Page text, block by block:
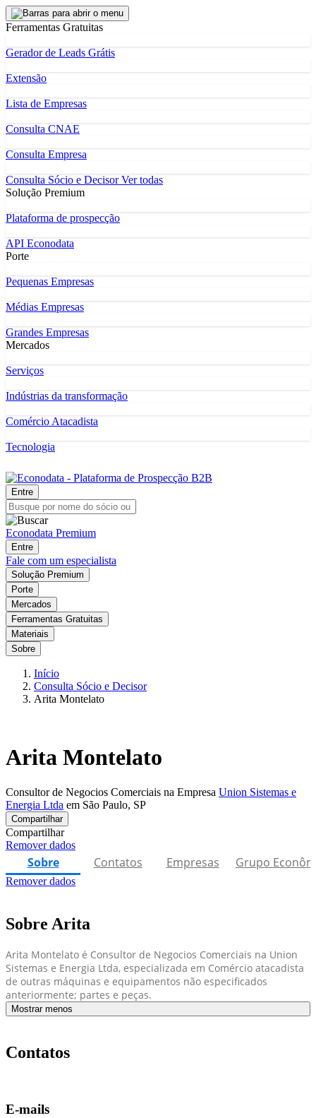
Ferramentas Gratuitas
Gerador de Leads Grátis
Extensão
Lista de Empresas
Consulta CNAE
Consulta Empresa
Consulta Sócio e DecisorVer todas
Solução Premium
Plataforma de prospecção
API Econodata
Porte
Pequenas Empresas
Médias Empresas
Grandes Empresas
Mercados
Serviços
Indústrias da transformação
Comércio Atacadista
Tecnologia
Entre
Econodata Premium
Entre
Fale com um especialista
Solução Premium
Porte
Mercados
Ferramentas Gratuitas
Materiais
Sobre
Início
Consulta Sócio e Decisor
Arita Montelato
Arita Montelato
Consultor de Negocios Comerciais na Empresa Union Sistemas e
Energia Ltda em São Paulo, SP
Compartilhar
Compartilhar
Remover dados
Sobre Contatos Empresas Grupo
Remover dados
Sobre Arita
Arita Montelato é Consultor de Negocios Comerciais na Union
Sistemas e Energia Ltda, especializada em Comércio atacadista
de outras máquinas e equipamentos não especificados
anteriormente; partes e peças.
Mostrar menos
Contatos
E-mails